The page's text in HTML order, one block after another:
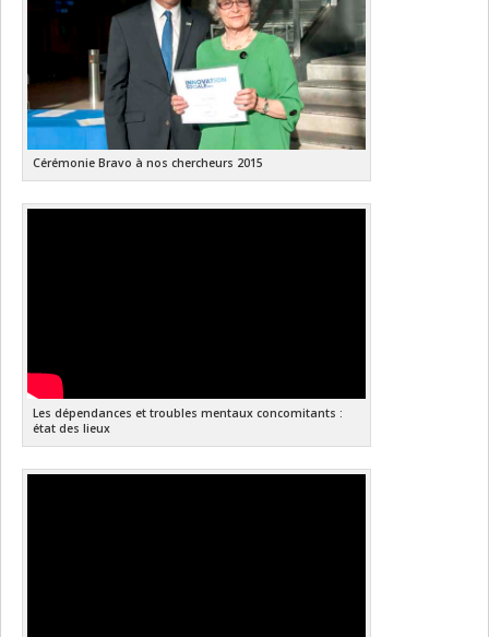
Cérémonie Bravo à nos chercheurs 2015
Les dépendances et troubles mentaux concomitants :
état des lieux